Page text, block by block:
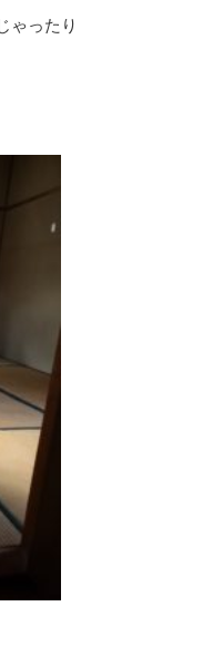
ゃったり